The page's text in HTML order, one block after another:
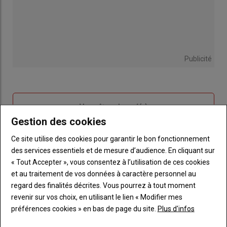
Publicité
Sous-
Vous êtes abonné(e)
TITRE IDENTIFIEZ-VOUS
Body
Connectez-vous à votre compte pour profiter
de votre abonnement
Lien
"Créer
un
nouveau
Créer un nouveau compte
Lien
"Réinitialiser
votre
Réinitialiser votre mot de passe
Lien
Je me connecte
Gestion des cookies
Ce site utilise des cookies pour garantir le bon fonctionnement
des services essentiels et de mesure d’audience. En cliquant sur
« Tout Accepter », vous consentez à l’utilisation de ces cookies
et au traitement de vos données à caractère personnel au
regard des finalités décrites. Vous pourrez à tout moment
revenir sur vos choix, en utilisant le lien « Modifier mes
préférences cookies » en bas de page du site. Plus d'infos